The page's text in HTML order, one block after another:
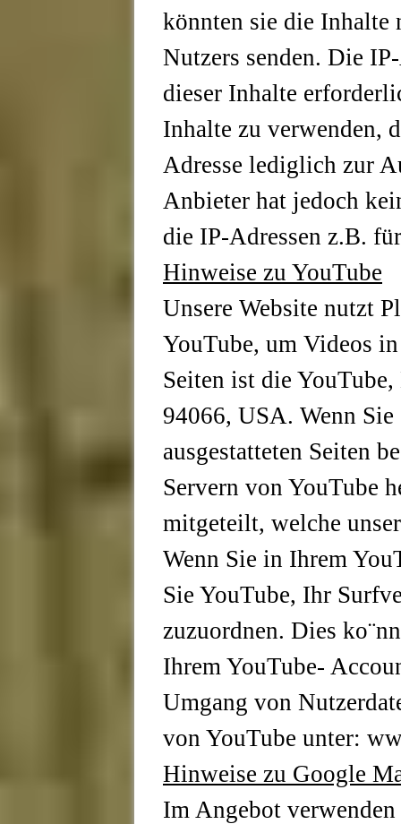
könnten sie die Inhalte
Nutzers senden. Die
dieser Inhalte
Inhalte zu verwenden,
Adresse lediglich zur
Anbieter hat jedoch
die IP-Adressen z.B.
Hinweise zu YouTube
Unsere Website nutzt
YouTube, um Videos
Seiten ist die
94066, USA. Wenn
ausgestatteten Seiten
Servern von YouTube
mitgeteilt, welche
Wenn Sie in Ihrem
Sie YouTube, Ihr
zuzuordnen. Dies
Ihrem YouTube-
Umgang von
von YouTube unter:
Hinweise zu Google
Im Angebot